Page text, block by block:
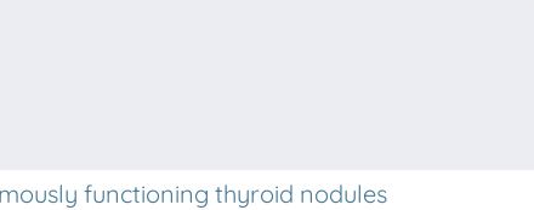
functioning thyroid nodules